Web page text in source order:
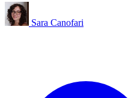
Sara Canofari